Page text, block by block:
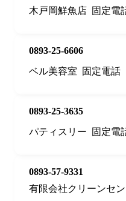
木戸岡鮮魚店 固定電
0893-25-6606
ベル美容室
固定電話
0893-25-3635
パティスリー
固定電
0893-57-9331
有限会社クリーンセ